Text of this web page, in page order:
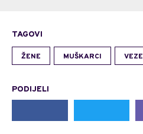
TAGOVI
ŽENE MUŠKARCI VEZE
PODIJELI